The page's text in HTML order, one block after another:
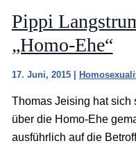
Pippi
„Homo-Ehe“
17. Juni, 2015 |
Thomas Jeising hat sich
über die Homo-Ehe
ausführlich auf die